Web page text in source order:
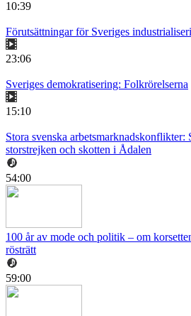
10:39
Förutsättningar för Sveriges
23:06
Sveriges demokratisering: Folkrörelserna
15:10
Stora svenska arbetsmarknadskonflikter:
storstrejken och skotten i Ådalen
54:00
100 år av mode och politik – om
rösträtt
59:00